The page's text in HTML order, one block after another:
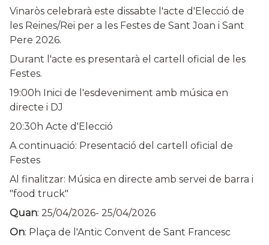
Vinaròs celebrarà este dissabte l'acte d'Elecció de
les Reines/Rei per a les Festes de Sant Joan i Sant
Pere 2026.
Durant l'acte es presentarà el cartell oficial de les
Festes.
19:00h Inici de l'esdeveniment amb música en
directe i DJ
20:30h Acte d'Elecció
A continuació: Presentació del cartell oficial de
Festes
Al finalitzar: Música en directe amb servei de barra i
"food truck"
Quan: 25/04/2026- 25/04/2026
On: Plaça de l'Antic Convent de Sant Francesc